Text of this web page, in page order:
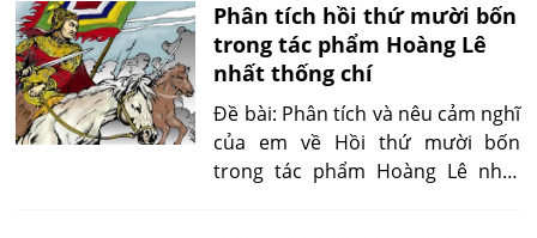
dựng hình tượng nhân vật thuần
đường cong: làn nước mùa thu,
ngọn núi mùa xuân, khuôn trăng'
Phân tích hồi thứ mười bốn
trong tác phẩm Hoàng Lê
nhất thống chí
Đề bài: Phân tích và nêu cảm nghĩ
của em về Hồi thứ mười bốn
trong tác phẩm Hoàng Lê nhất